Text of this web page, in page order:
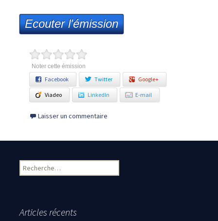
Ecouter l'émission
Noter cette émission
Facebook Twitter Google+
Viadeo LinkedIn E-mail
Laisser un commentaire
Rechercher :
Articles récents